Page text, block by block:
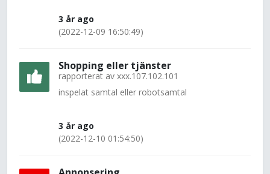
3 år ago
(2022-12-09 16:50:49)
Shopping eller tjänster
rapporterat av xxx.107.102.101
inspelat samtal eller robotsamtal
3 år ago
(2022-12-10 01:54:50)